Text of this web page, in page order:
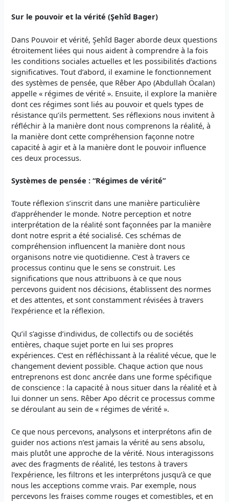
Sur le pouvoir et la vérité (Şehîd Bager)
Dans Pouvoir et vérité, Şehîd Bager aborde deux questions
étroitement liées qui nous aident à comprendre à la fois
les conditions sociales actuelles et les possibilités d’actions
significatives. Tout d’abord, il examine le fonctionnement
des systèmes de pensée, que Rêber Apo (Abdullah Öcalan)
appelle « régimes de vérité ». Ensuite, il explore la manière
dont ces régimes sont liés au pouvoir et quels types de
résistance qu’ils permettent. Ses réflexions nous invitent à
réfléchir à la manière dont nous comprenons la réalité, à
la manière dont cette compréhension façonne notre
capacité à agir et à la manière dont le pouvoir influence
ces deux processus.
Systèmes de pensée : “Régimes de vérité”
Toute réflexion s’inscrit dans une manière particulière
d’appréhender le monde. Notre perception et notre
interprétation de la réalité sont façonnées par la manière
dont notre esprit a été socialisé. Ces schémas de
compréhension influencent la manière dont nous
organisons notre vie quotidienne. C’est à travers ce
processus continu que le sens se construit. Les
significations que nous attribuons à ce que nous
percevons guident nos décisions, établissent des normes
et des attentes, et sont constamment révisées à travers
l’expérience et la réflexion.
Qu’il s’agisse d’individus, de collectifs ou de sociétés
entières, chaque sujet porte en lui ses propres
expériences. C’est en réfléchissant à la réalité vécue, que le
changement devient possible. Chaque action que nous
entreprenons est donc ancrée dans une forme spécifique
de conscience : la capacité à nous situer dans la réalité et à
lui donner un sens. Rêber Apo décrit ce processus comme
se déroulant au sein de « régimes de vérité ».
Ce que nous percevons, analysons et interprétons afin de
guider nos actions n’est jamais la vérité au sens absolu,
mais plutôt une approche de la vérité. Nous interagissons
avec des fragments de réalité, les testons à travers
l’expérience, les filtrons et les interprétons jusqu’à ce que
nous les acceptions comme vrais. Par exemple, nous
percevons les fraises comme rouges et comestibles, et en